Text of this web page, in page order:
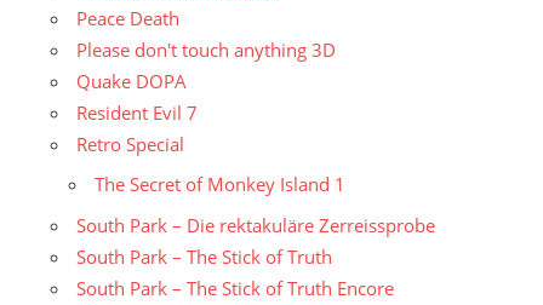
Peace Death
Please don't touch anything 3D
Quake DOPA
Resident Evil 7
Retro Special
The Secret of Monkey Island 1
South Park – Die rektakuläre Zerreissprobe
South Park – The Stick of Truth
South Park – The Stick of Truth Encore